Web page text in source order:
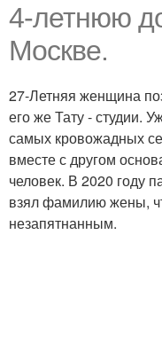
4-летнюю
Москве.
27-Летняя женщина
его же Тату - студии.
самых кровожадных
вместе с другом
человек. В 2020 году
взял фамилию жены,
незапятнанным.